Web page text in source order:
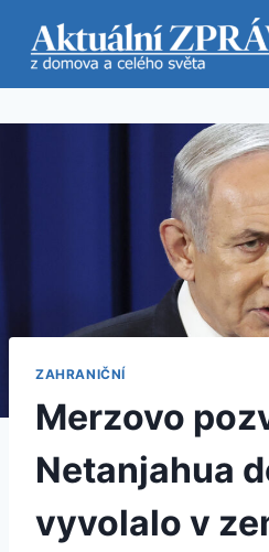
obsah
ZAHRANIČNÍ
Merzovo
Netanjahua
vyvolalo v